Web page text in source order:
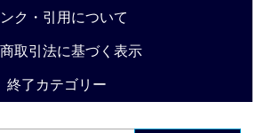
ク・引用について
取引法に基づく表示
終了カテゴリー